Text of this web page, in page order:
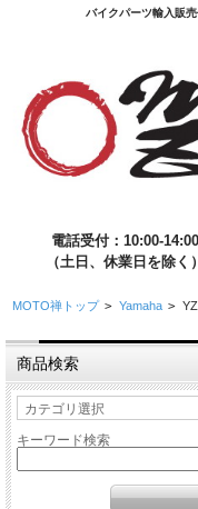
バイクパーツ輸入販
電話受付：10:00-14:00
（土日、休業日を除く）
MOTO禅トップ > Yamaha >
商品検索
キーワード検索